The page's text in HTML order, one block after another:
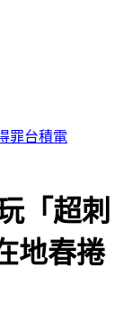
眉大眼」顏值驚
「超刺
地春捲